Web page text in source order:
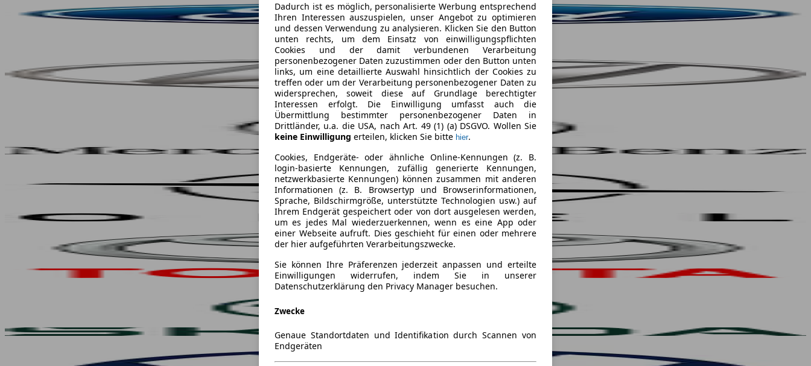
Dadurch ist es möglich, personalisierte Werbung entsprechend
Ihren Interessen auszuspielen, unser Angebot zu optimieren
und dessen Verwendung zu analysieren. Klicken Sie den Button
unten rechts, um dem Einsatz von einwilligungspflichten
Cookies und der damit verbundenen Verarbeitung
personenbezogener Daten zuzustimmen oder den Button unten
links, um eine detaillierte Auswahl hinsichtlich der Cookies zu
treffen oder um der Verarbeitung personenbezogener Daten zu
widersprechen, soweit diese auf Grundlage berechtigter
Interessen erfolgt. Die Einwilligung umfasst auch die
Übermittlung bestimmter personenbezogener Daten in
Drittländer, u.a. die USA, nach Art. 49 (1) (a) DSGVO. Wollen Sie
keine Einwilligung erteilen, klicken Sie bitte hier.
Cookies, Endgeräte- oder ähnliche Online-Kennungen (z. B.
login-basierte Kennungen, zufällig generierte Kennungen,
netzwerkbasierte Kennungen) können zusammen mit anderen
Informationen (z. B. Browsertyp und Browserinformationen,
Sprache, Bildschirmgröße, unterstützte Technologien usw.) auf
Ihrem Endgerät gespeichert oder von dort ausgelesen werden,
um es jedes Mal wiederzuerkennen, wenn es eine App oder
einer Webseite aufruft. Dies geschieht für einen oder mehrere
der hier aufgeführten Verarbeitungszwecke.
Sie können Ihre Präferenzen jederzeit anpassen und erteilte
Einwilligungen widerrufen, indem Sie in unserer
Datenschutzerklärung den Privacy Manager besuchen.
Zwecke
Genaue Standortdaten und Identifikation durch Scannen von
Endgeräten